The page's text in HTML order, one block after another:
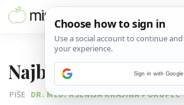
Najbolji zimski čajevi
PIŠE DR. MED. KSENIJA KRAJINA POKUPEC
Sign in with Google